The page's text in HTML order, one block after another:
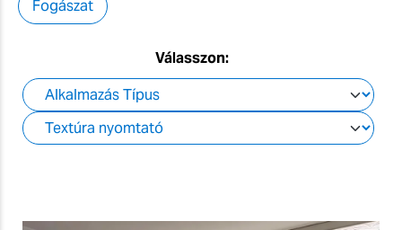
Fogászat
Válasszon: